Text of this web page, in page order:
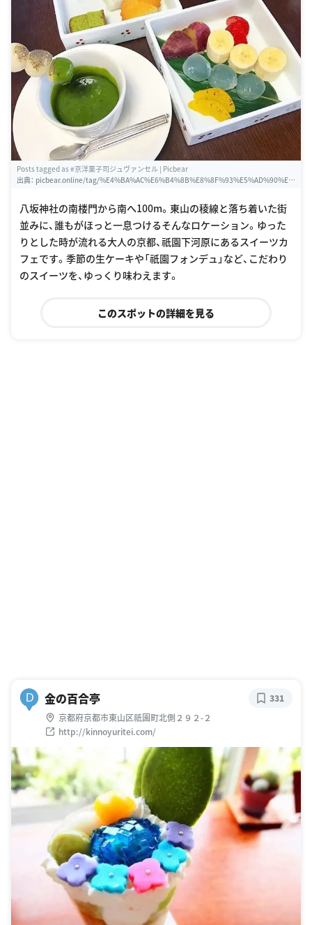
Posts tagged as #京洋菓子司ジュヴァンセル | Picbear
出典： picbear.online/tag/%E4%BA%AC%E6%B4%8B%E8%8F%93%E5%AD%90%E
82%BB%E3%83%AB
八坂神社の南楼門から南へ100m。東山の稜線と落ち着いた街
並みに、誰もがほっと一息つけるそんなロケーション。ゆった
りとした時が流れる大人の京都、祇園下河原にあるスイーツカ
フェです。季節の生ケーキや「祇園フォンデュ」など、こだわり
のスイーツを、ゆっくり味わえます。
このスポットの詳細を見る
D 金の百合亭
京都府京都市東山区祇園町北側２９２-２
http://kinnoyuritei.com/
331